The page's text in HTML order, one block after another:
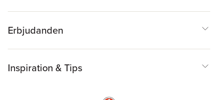
Erbjudanden
Inspiration & Tips